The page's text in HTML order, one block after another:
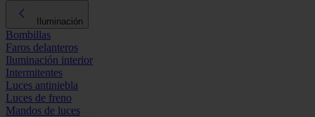
Iluminación
Bombillas
Faros delanteros
Iluminación interior
Intermitentes
Luces antiniebla
Luces de freno
Mandos de luces